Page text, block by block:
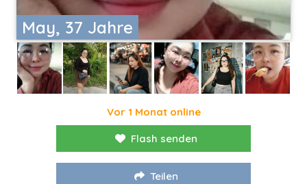
May, 37 Jahre
Vor 1 Monat online
Flash senden
Teilen